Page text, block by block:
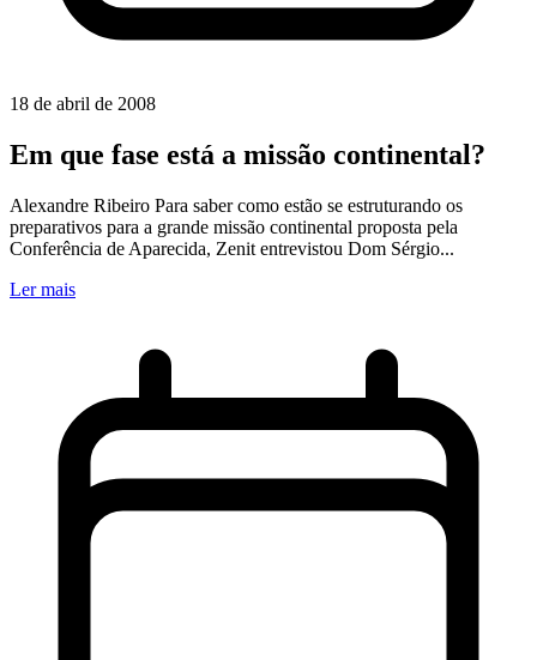
18 de abril de 2008
Em que fase está a missão continental?
Alexandre Ribeiro Para saber como estão se estruturando os
preparativos para a grande missão continental proposta pela
Conferência de Aparecida, Zenit entrevistou Dom Sérgio...
Ler mais